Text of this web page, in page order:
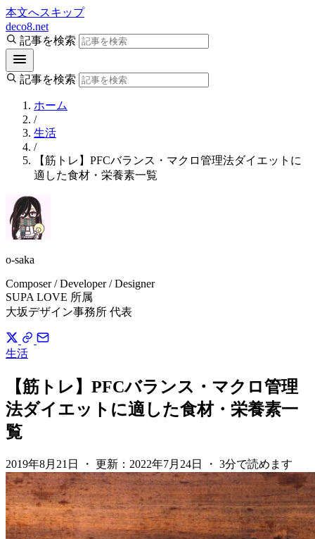
本文へスキップ
deco8.net
記事を検索
記事を検索
ホーム
/
生活
/
【筋トレ】PFCバランス・マクロ管理法ダイエットに
適した食材・栄養素一覧
o-saka
Composer / Developer / Designer
SUPA LOVE 所属
大坂デザイン事務所 代表
生活
【筋トレ】PFCバランス・マクロ管理
法ダイエットに適した食材・栄養素一
覧
2019年8月21日 ・ 更新： 2022年7月24日 ・ 3分で読めます